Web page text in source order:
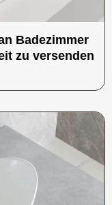
Badezimmer
zu versenden